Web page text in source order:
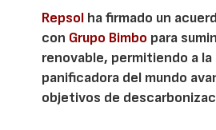
Repsol ha firmado un
con Grupo Bimbo para
renovable, permitiendo a la
panificadora del mundo
objetivos de